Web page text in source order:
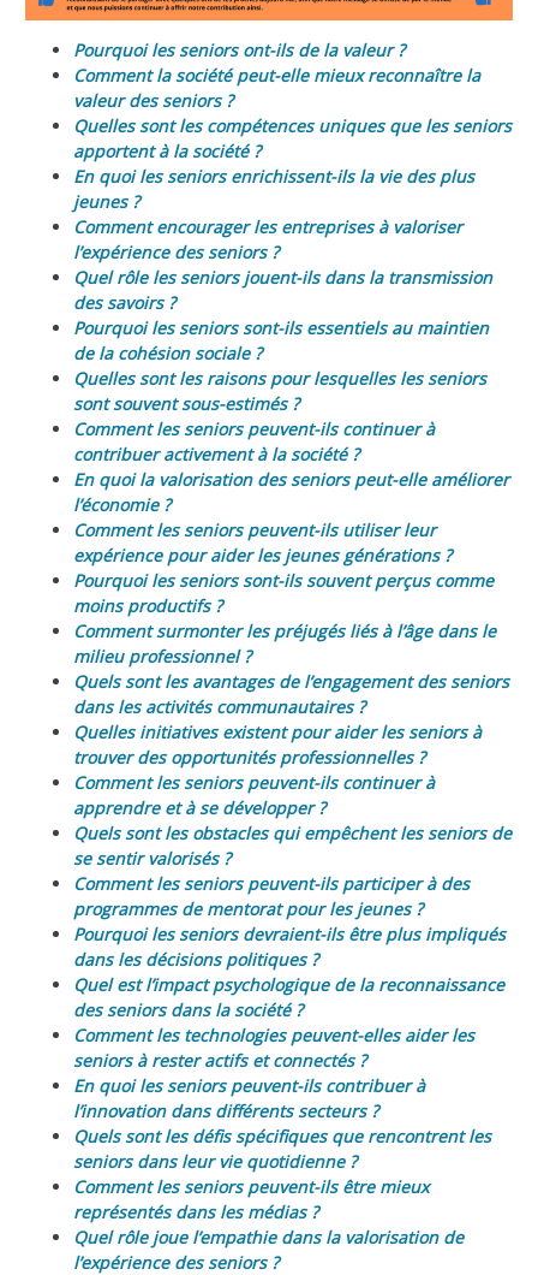
Pourquoi les seniors ont-ils de la valeur ?
Comment la société peut-elle mieux reconnaître la
valeur des seniors ?
Quelles sont les compétences uniques que les seniors
apportent à la société ?
En quoi les seniors enrichissent-ils la vie des plus
jeunes ?
Comment encourager les entreprises à valoriser
l’expérience des seniors ?
Quel rôle les seniors jouent-ils dans la transmission
des savoirs ?
Pourquoi les seniors sont-ils essentiels au maintien
de la cohésion sociale ?
Quelles sont les raisons pour lesquelles les seniors
sont souvent sous-estimés ?
Comment les seniors peuvent-ils continuer à
contribuer activement à la société ?
En quoi la valorisation des seniors peut-elle améliorer
l’économie ?
Comment les seniors peuvent-ils utiliser leur
expérience pour aider les jeunes générations ?
Pourquoi les seniors sont-ils souvent perçus comme
moins productifs ?
Comment surmonter les préjugés liés à l’âge dans le
milieu professionnel ?
Quels sont les avantages de l’engagement des seniors
dans les activités communautaires ?
Quelles initiatives existent pour aider les seniors à
trouver des opportunités professionnelles ?
Comment les seniors peuvent-ils continuer à
apprendre et à se développer ?
Quels sont les obstacles qui empêchent les seniors de
se sentir valorisés ?
Comment les seniors peuvent-ils participer à des
programmes de mentorat pour les jeunes ?
Pourquoi les seniors devraient-ils être plus impliqués
dans les décisions politiques ?
Quel est l’impact psychologique de la reconnaissance
des seniors dans la société ?
Comment les technologies peuvent-elles aider les
seniors à rester actifs et connectés ?
En quoi les seniors peuvent-ils contribuer à
l’innovation dans différents secteurs ?
Quels sont les défis spécifiques que rencontrent les
seniors dans leur vie quotidienne ?
Comment les seniors peuvent-ils être mieux
représentés dans les médias ?
Quel rôle joue l’empathie dans la valorisation de
l’expérience des seniors ?